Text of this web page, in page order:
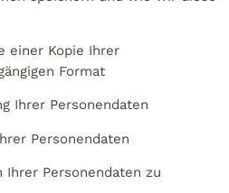
einer Kopie Ihrer
Format
Ihrer Personendaten
Personendaten
Ihrer Personendaten zu